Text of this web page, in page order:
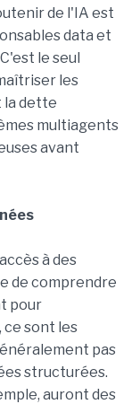
de l'IA est
data et
le seul
les
la dette
multiagents
avant
à des
de comprendre
pour
ce sont les
pas
structurées.
auront des